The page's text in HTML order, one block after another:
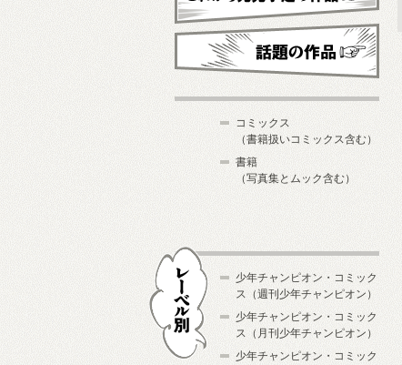
これから発売予定
コミックス
（書籍扱いコミックス含む）
書籍
（写真集とムック含む）
少年チャンピオン・コミック
ス（週刊少年チャンピオン）
少年チャンピオン・コミック
ス（月刊少年チャンピオン）
少年チャンピオン・コミック